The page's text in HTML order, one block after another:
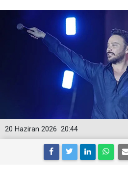
20:44
20 Haziran 2026